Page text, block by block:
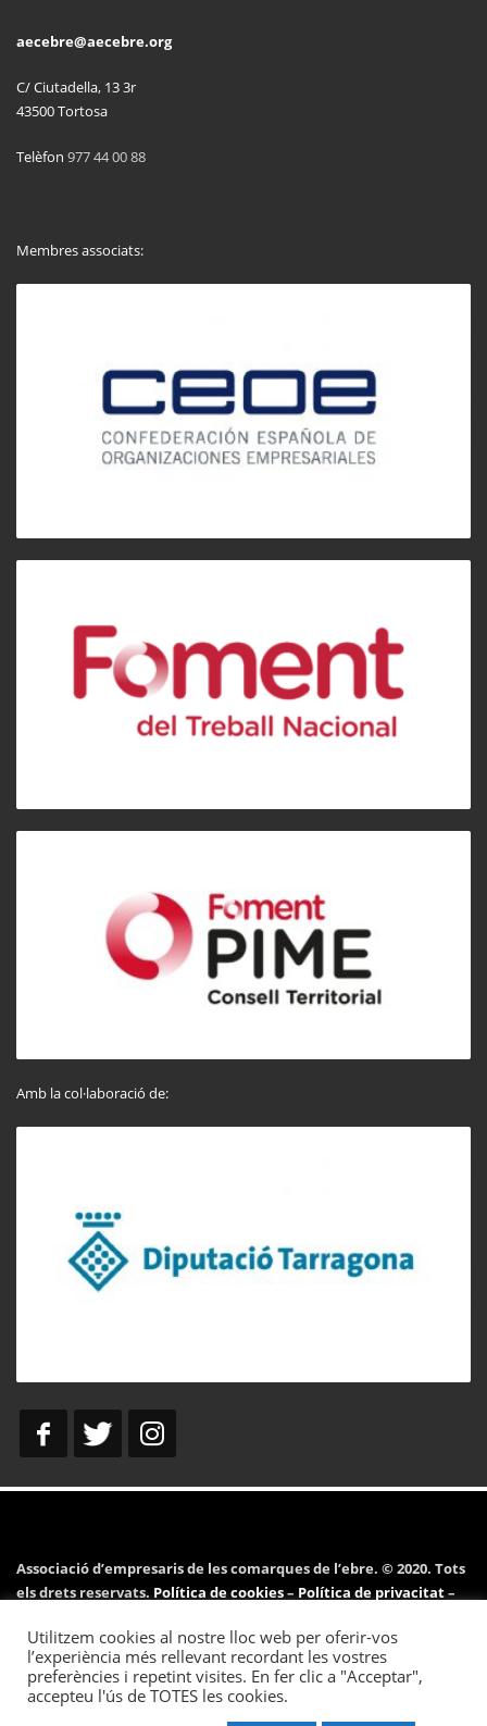
aecebre@aecebre.org
C/ Ciutadella, 13 3r
43500 Tortosa
Telèfon 977 44 00 88
Membres associats:
Amb la col·laboració de:
Associació d’empresaris de les comarques de l’ebre. © 2020. Tots
els drets reservats. Política de cookies– Política de privacitat–
Utilitzem cookies al nostre lloc web per oferir-vos
l’experiència més rellevant recordant les vostres
preferències i repetint visites. En fer clic a "Acceptar",
accepteu l'ús de TOTES les cookies.